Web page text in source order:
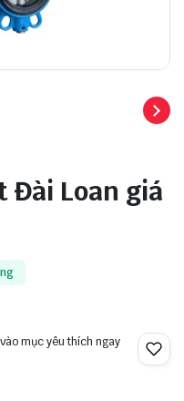
Đài Loan giá
mục yêu thích ngay